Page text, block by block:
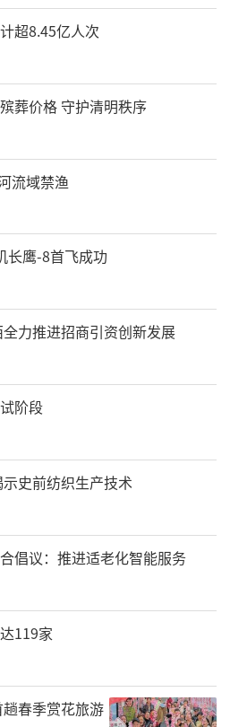
的文旅资源实现“一卡畅
的核心亮点：武当山、
峡大瀑布、神农架官门
古隆中、木兰云雾山、
级景区全部纳入免票范
级景区，峡谷风光、森林
超8.45亿人次
葬价格 守护清明秩序
流域禁渔
长鹰-8首飞成功
力推进招商引资创新发展
阶段
史前纺织生产技术
倡议：推进适老化智能服务
119家
春季赏花旅游